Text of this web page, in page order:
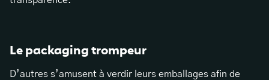
Le packaging trompeur
D’autres s’amusent à verdir leurs emballages afin de